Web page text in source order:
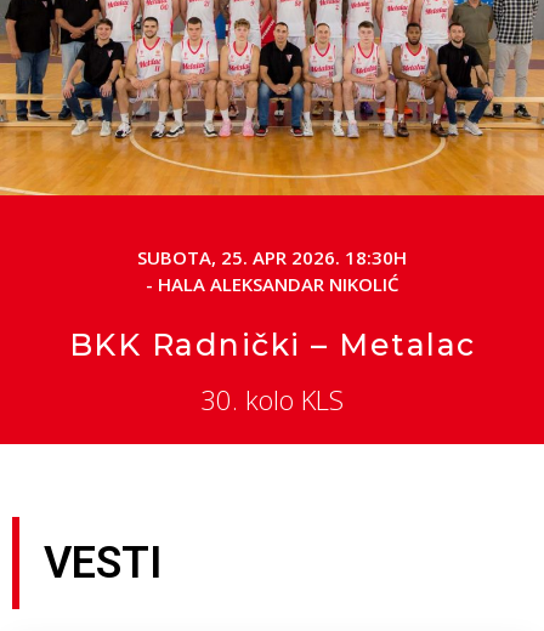
SUBOTA, 25. APR 2026. 18:30H
- HALA ALEKSANDAR NIKOLIĆ
BKK Radnički – Metalac
30. kolo KLS
VESTI